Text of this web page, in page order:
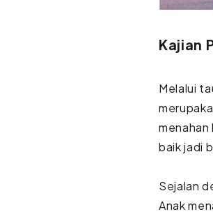
Kajian
Melalui
menahan
baik jadi
Sejalan
Anak